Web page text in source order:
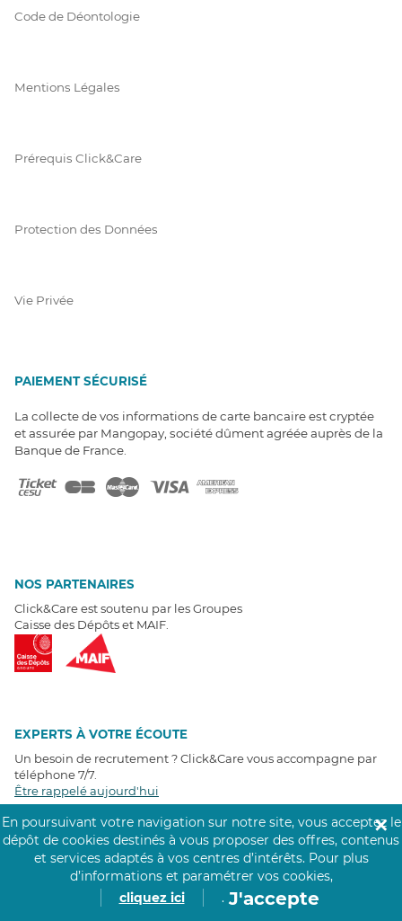
Code de Déontologie
Mentions Légales
Prérequis Click&Care
Protection des Données
Vie Privée
PAIEMENT SÉCURISÉ
La collecte de vos informations de carte bancaire est cryptée
et assurée par Mangopay, société dûment agréée auprès de la
Banque de France.
NOS PARTENAIRES
Click&Care est soutenu par les Groupes
Caisse des Dépôts et MAIF.
EXPERTS À VOTRE ÉCOUTE
Un besoin de recrutement ? Click&Care vous accompagne par
téléphone 7/7
Être rappelé aujourd'hui
TÉMOIGNAGES CLIENTS
4,6 /5
Avis clientsrécoltés sur
En poursuivant votre navigation sur notre site, vous acceptez le
dépôt de cookies destinés à vous proposer des offres, contenus
et services adaptés à vos centres d’intérêts. Pour plus
d’informations et paramétrer vos cookies,
cliquez ici
. J'accepte
✕